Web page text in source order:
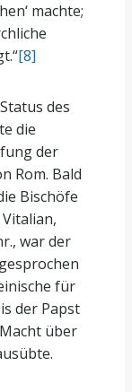
machte;
[8]
des
die
der
Rom. Bald
Bischöfe
war der
für
der Papst
über